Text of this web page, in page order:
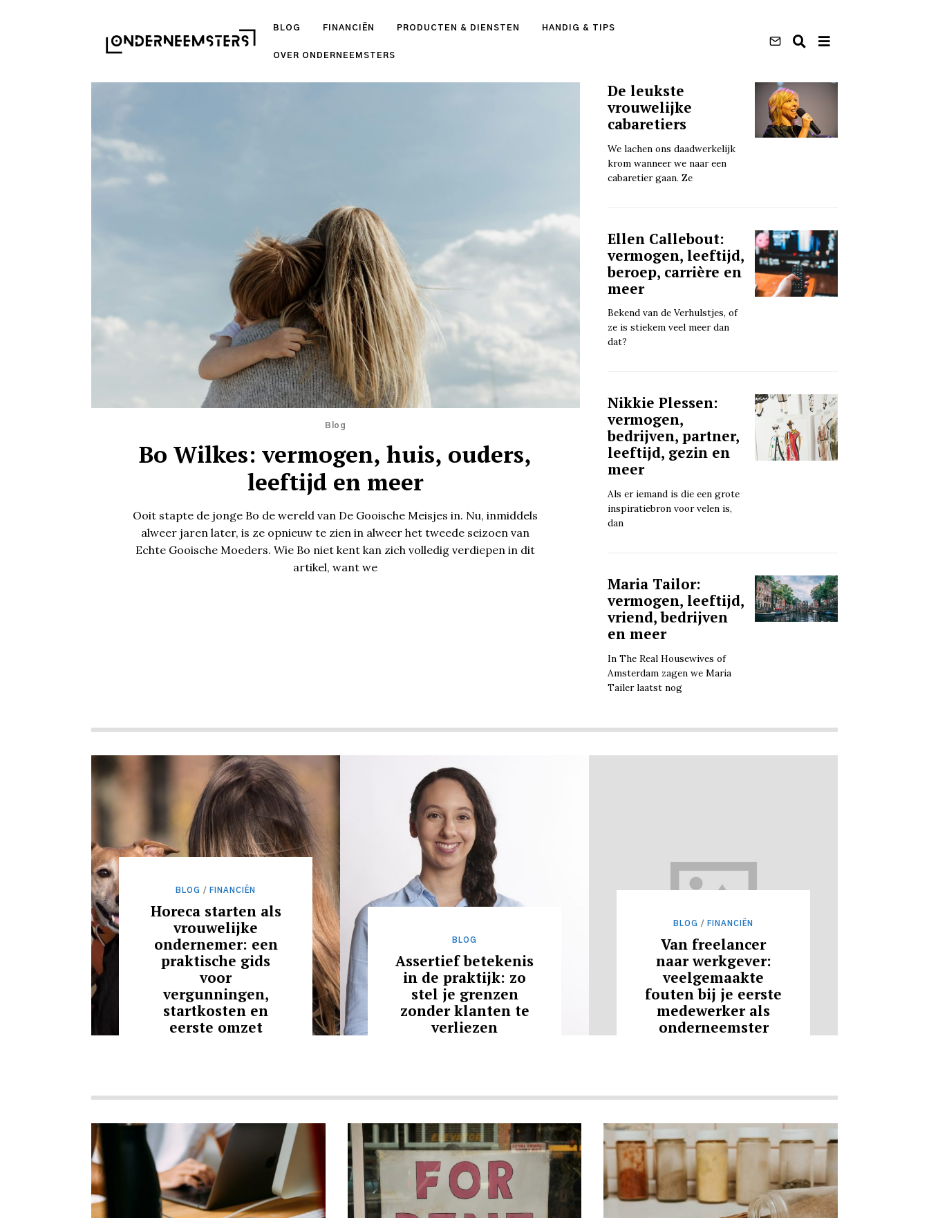
BLOG FINANCIËN PRODUCTEN & DIENSTEN HANDIG & TIPS
OVER ONDERNEEMSTERS
Blog
Bo Wilkes: vermogen, huis, ouders,
leeftijd en meer
Ooit stapte de jonge Bo de wereld van De Gooische Meisjes in. Nu, inmiddels
alweer jaren later, is ze opnieuw te zien in alweer het tweede seizoen van
Echte Gooische Moeders. Wie Bo niet kent kan zich volledig verdiepen in dit
artikel, want we
De leukste
vrouwelijke
cabaretiers
We lachen ons daadwerkelijk
krom wanneer we naar een
cabaretier gaan. Ze
Ellen Callebout:
vermogen, leeftijd,
beroep, carrière en
meer
Bekend van de Verhulstjes, of
ze is stiekem veel meer dan
dat?
Nikkie Plessen:
vermogen,
bedrijven, partner,
leeftijd, gezin en
meer
Als er iemand is die een grote
inspiratiebron voor velen is,
dan
Maria Tailor:
vermogen, leeftijd,
vriend, bedrijven
en meer
In The Real Housewives of
Amsterdam zagen we Maria
Tailer laatst nog
BLOG / FINANCIËN
Horeca starten als
vrouwelijke
ondernemer: een
praktische gids
voor
vergunningen,
startkosten en
eerste omzet
BLOG
Assertief betekenis
in de praktijk: zo
stel je grenzen
zonder klanten te
verliezen
BLOG / FINANCIËN
Van freelancer
naar werkgever:
veelgemaakte
fouten bij je eerste
medewerker als
onderneemster